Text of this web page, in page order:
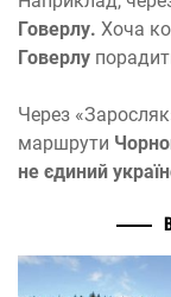
Говерлу. Хоча
Говерлу
Через
маршрути
не єдиний